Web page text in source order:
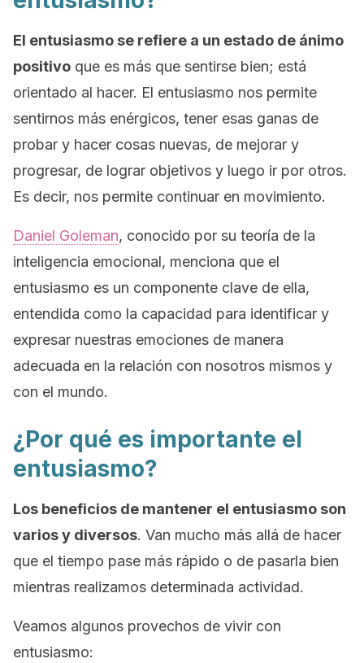
El entusiasmo se refiere a un estado de ánimo
positivo que es más que sentirse bien; está
orientado al hacer. El entusiasmo nos permite
sentirnos más enérgicos, tener esas ganas de
probar y hacer cosas nuevas, de mejorar y
progresar, de lograr objetivos y luego ir por otros.
Es decir, nos permite continuar en movimiento.
Daniel Goleman, conocido por su teoría de la
inteligencia emocional, menciona que el
entusiasmo es un componente clave de ella,
entendida como la capacidad para identificar y
expresar nuestras emociones de manera
adecuada en la relación con nosotros mismos y
con el mundo.
¿Por qué es importante el
entusiasmo?
Los beneficios de mantener el entusiasmo son
varios y diversos. Van mucho más allá de hacer
que el tiempo pase más rápido o de pasarla bien
mientras realizamos determinada actividad.
Veamos algunos provechos de vivir con
entusiasmo: